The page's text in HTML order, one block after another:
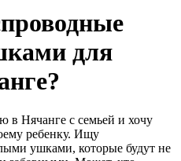
для
в Нячанге с семьей и хочу
ребенку. Ищу
ушками, которые будут не